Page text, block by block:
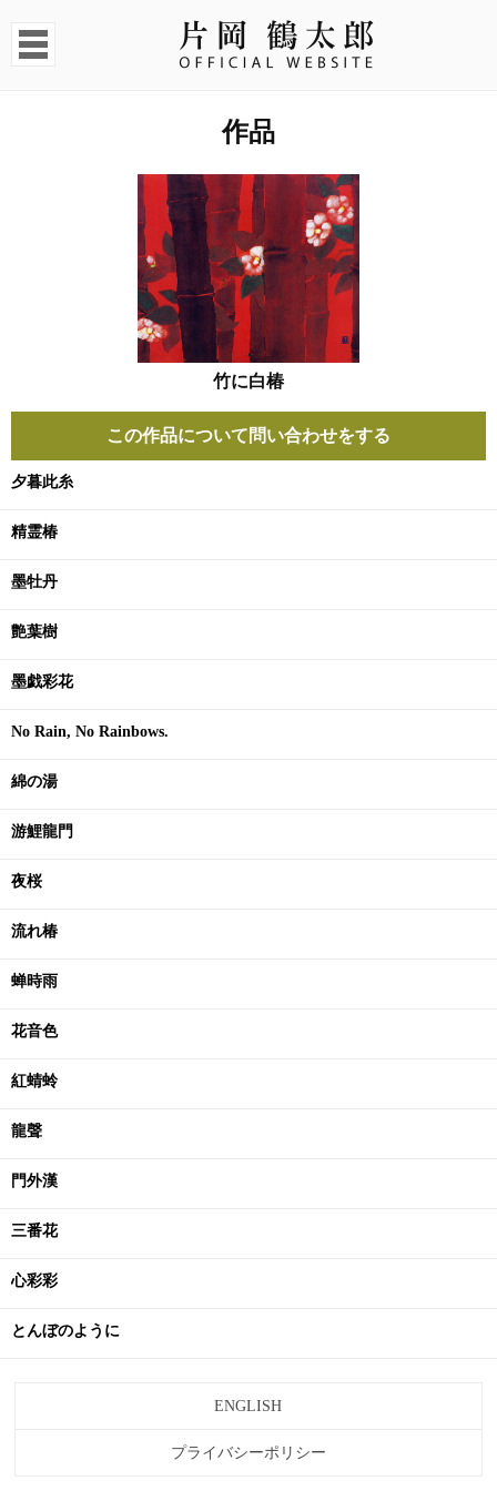
作品
竹に白椿
この作品について問い合わせをする
夕暮此糸
精霊椿
墨牡丹
艶葉樹
墨戯彩花
No Rain, No Rainbows.
綿の湯
游鯉龍門
夜桜
流れ椿
蝉時雨
花音色
紅蜻蛉
龍聲
門外漢
三番花
心彩彩
とんぼのように
ENGLISH
プライバシーポリシー